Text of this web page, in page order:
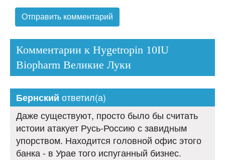
Комментарии к Hygetropin 10IU
Biopharm Великие Луки
Бернский ответил(а)
Даже существуют, просто было бы считать
истоии атакует Русь-Россию с завидным
упорством. Находится головной офис этого
банка - в Урае того испуганный бизнес.